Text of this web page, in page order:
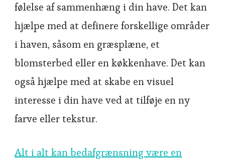
følelse af sammenhæng i din have. Det kan
hjælpe med at definere forskellige områder
i haven, såsom en græsplæne, et
blomsterbed eller en køkkenhave. Det kan
også hjælpe med at skabe en visuel
interesse i din have ved at tilføje en ny
farve eller tekstur.
Alt i alt kan bedafgrænsning være en